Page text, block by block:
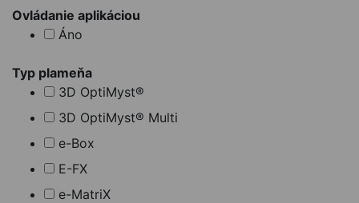
Ovládanie aplikáciou
Áno
Typ plameňa
3D OptiMyst®
3D OptiMyst® Multi
e-Box
E-FX
e-MatriX